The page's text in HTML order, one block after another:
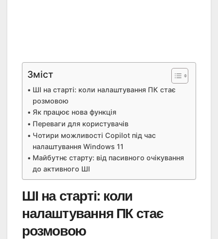
Зміст
ШІ на старті: коли налаштування ПК стає
розмовою
Як працює нова функція
Переваги для користувачів
Чотири можливості Copilot під час
налаштування Windows 11
Майбутнє старту: від пасивного очікування
до активного ШІ
ШІ на старті: коли
налаштування ПК стає
розмовою